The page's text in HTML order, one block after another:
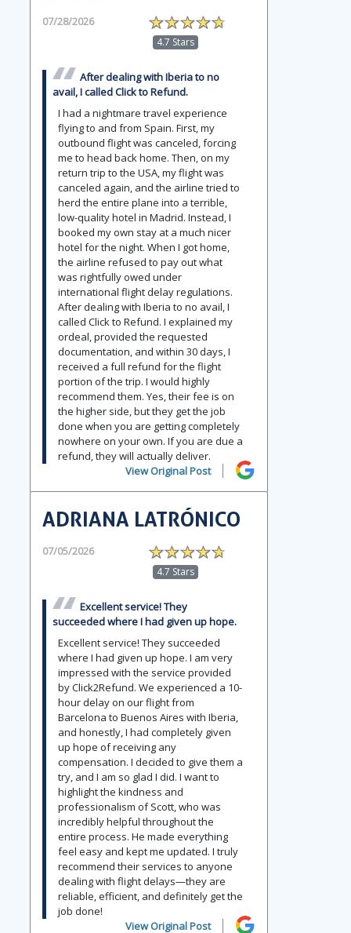
07/28/2026
4.7 Stars
After dealing with Iberia to no
avail, I called Click to Refund.
I had a nightmare travel experience
flying to and from Spain. First, my
outbound flight was canceled, forcing
me to head back home. Then, on my
return trip to the USA, my flight was
canceled again, and the airline tried to
herd the entire plane into a terrible,
low-quality hotel in Madrid. Instead, I
booked my own stay at a much nicer
hotel for the night. When I got home,
the airline refused to pay out what
was rightfully owed under
international flight delay regulations.
After dealing with Iberia to no avail, I
called Click to Refund. I explained my
ordeal, provided the requested
documentation, and within 30 days, I
received a full refund for the flight
portion of the trip. I would highly
recommend them. Yes, their fee is on
the higher side, but they get the job
done when you are getting completely
nowhere on your own. If you are due a
refund, they will actually deliver.
View Original Post
ADRIANA LATRÓNICO
07/05/2026
4.7 Stars
Excellent service! They
succeeded where I had given up hope.
Excellent service! They succeeded
where I had given up hope. I am very
impressed with the service provided
by Click2Refund. We experienced a 10-
hour delay on our flight from
Barcelona to Buenos Aires with Iberia,
and honestly, I had completely given
up hope of receiving any
compensation. I decided to give them a
try, and I am so glad I did. I want to
highlight the kindness and
professionalism of Scott, who was
incredibly helpful throughout the
entire process. He made everything
feel easy and kept me updated. I truly
recommend their services to anyone
dealing with flight delays—they are
reliable, efficient, and definitely get the
job done!
View Original Post